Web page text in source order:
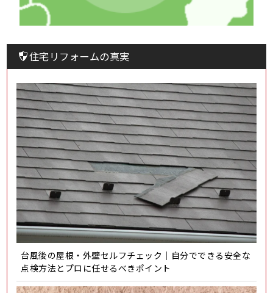
住宅リフォームの真実
台風後の屋根・外壁セルフチェック｜自分でできる安全な
点検方法とプロに任せるべきポイント